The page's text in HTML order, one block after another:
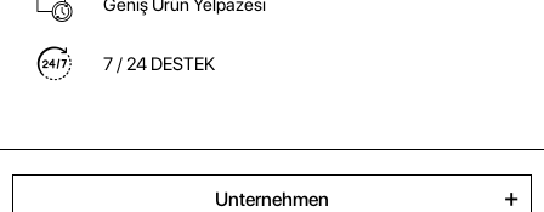
Geniş Ürün Yelpazesi
7 / 24 DESTEK
Unternehmen